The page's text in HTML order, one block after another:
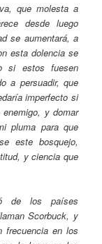
que molesta a
desde luego
se aumentará, a
esta dolencia se
si estos fuesen
a persuadir, que
imperfecto si
y domar
pluma para que
este bosquejo,
y ciencia que
de los países
Scorbuck, y
frecuencia en los